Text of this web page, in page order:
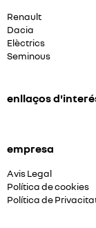
Renault
Dacia
Elèctrics
Seminous
enllaços
empresa
Avis Legal
Política de cookies
Política de